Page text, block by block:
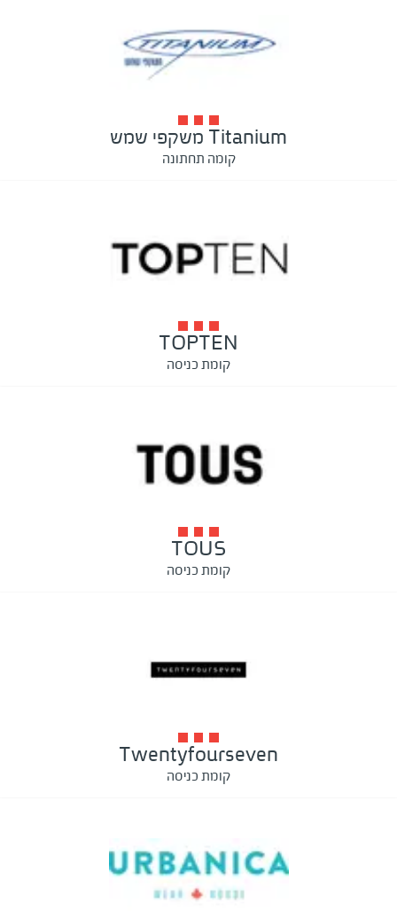
Titanium משקפי שמש
קומה תחתונה
TOPTEN
קומת כניסה
TOUS
קומת כניסה
Twentyfourseven
קומת כניסה